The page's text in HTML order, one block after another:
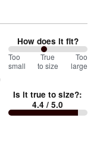
How does it fit?
91%
between
small
and
Too
small
True
to size
Too
large
Is it true to size?:
4.4 / 5.0